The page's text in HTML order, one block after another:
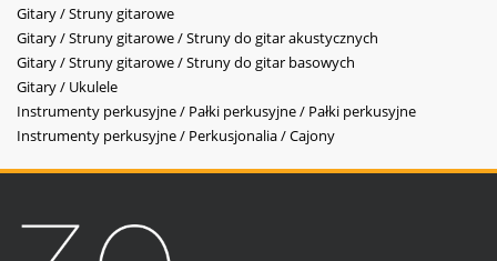
Gitary / Struny gitarowe
Gitary / Struny gitarowe / Struny do gitar akustycznych
Gitary / Struny gitarowe / Struny do gitar basowych
Gitary / Ukulele
Instrumenty perkusyjne / Pałki perkusyjne / Pałki perkusyjne
Instrumenty perkusyjne / Perkusjonalia / Cajony